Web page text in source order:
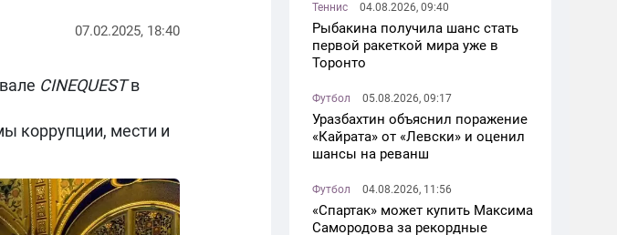
07.02.2025, 18:40
CINEQUESTв
коррупции, мести и
Теннис 04.08.2026, 09:40
Рыбакина получила шанс стать
первой ракеткой мира уже в
Торонто
Футбол 05.08.2026, 09:17
Уразбахтин объяснил поражение
«Кайрата» от «Левски» и оценил
шансы на реванш
Футбол 04.08.2026, 11:56
«Спартак» может купить Максима
Самородова за рекордные